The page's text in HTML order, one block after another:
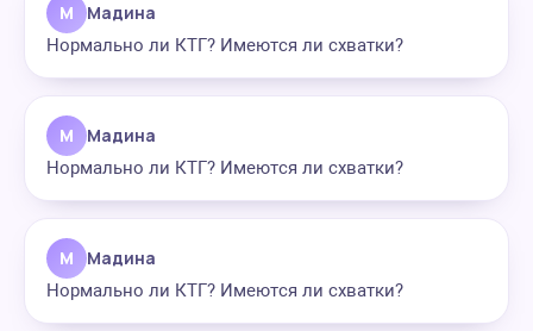
М Мадина
Нормально ли КТГ? Имеются ли схватки?
М Мадина
Нормально ли КТГ? Имеются ли схватки?
М Мадина
Нормально ли КТГ? Имеются ли схватки?